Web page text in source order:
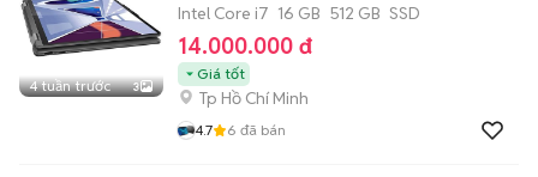
4 tuần trước 3
Intel Core i7 16 GB 512 GB SSD
14.000.000 đ
Giá tốt
Tp Hồ Chí Minh
4.7 6 đã bán